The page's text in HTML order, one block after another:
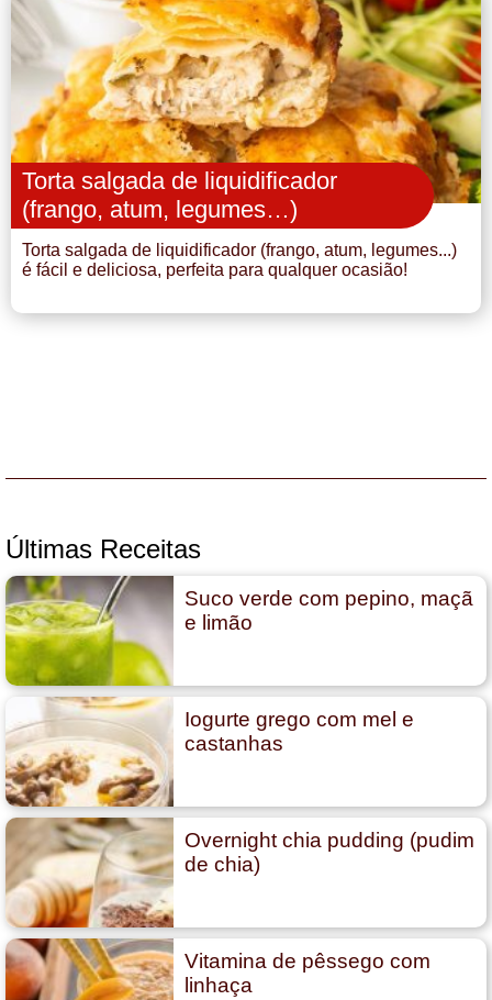
Torta salgada de liquidificador
(frango, atum, legumes…)
Torta salgada de liquidificador (frango, atum, legumes...)
é fácil e deliciosa, perfeita para qualquer ocasião!
Últimas Receitas
Suco verde com pepino, maçã
e limão
Iogurte grego com mel e
castanhas
Overnight chia pudding (pudim
de chia)
Vitamina de pêssego com
linhaça